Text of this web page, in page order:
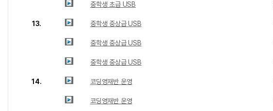
중학생 초급 USB
13. 중학생 중상급 USB
중학생 중상급 USB
중학생 중상급 USB
14. 코딩영재반 운영
코딩영재반 운영